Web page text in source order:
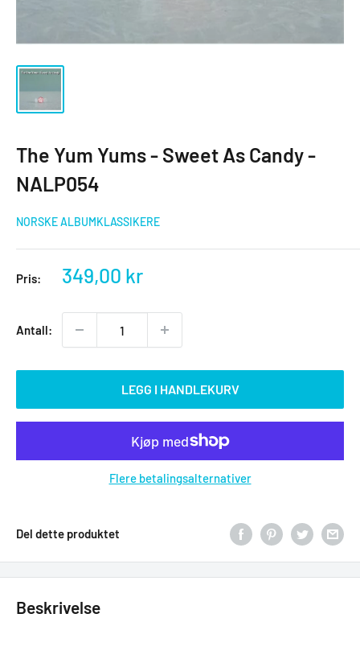
The Yum Yums - Sweet As Candy -
NALP054
NORSKE ALBUMKLASSIKERE
Pris: Salgspris
349,00 kr
Antall:
LEGG I HANDLEKURV
Flere betalingsalternativer
Del dette produktet
Beskrivelse